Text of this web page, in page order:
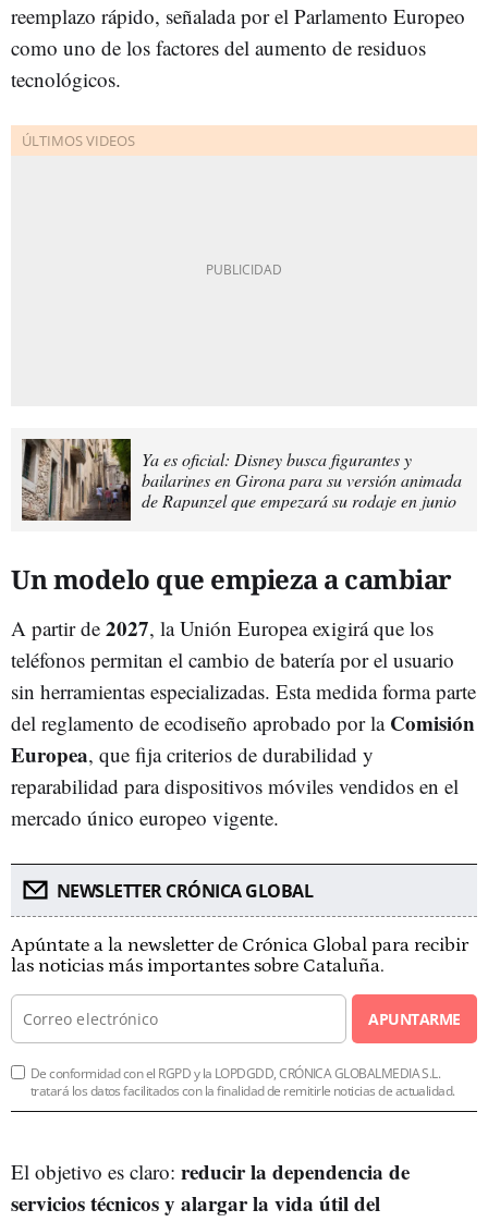
reemplazo rápido, señalada por el Parlamento Europeo
como uno de los factores del aumento de residuos
tecnológicos.
Ya es oficial: Disney busca figurantes y
bailarines en Girona para su versión animada
de Rapunzel que empezará su rodaje en junio
Un modelo que empieza a cambiar
A partir de 2027, la Unión Europea exigirá que los
teléfonos permitan el cambio de batería por el usuario
sin herramientas especializadas. Esta medida forma parte
del reglamento de ecodiseño aprobado por la Comisión
Europea, que fija criterios de durabilidad y
reparabilidad para dispositivos móviles vendidos en el
mercado único europeo vigente.
NEWSLETTER CRÓNICA GLOBAL
Apúntate a la newsletter de Crónica Global para recibir
las noticias más importantes sobre Cataluña.
APUNTARME
De conformidad con el RGPD y la LOPDGDD, CRÓNICA GLOBALMEDIA S.L.
tratará los datos facilitados con la finalidad de remitirle noticias de actualidad.
El objetivo es claro: reducir la dependencia de
servicios técnicos y alargar la vida útil del